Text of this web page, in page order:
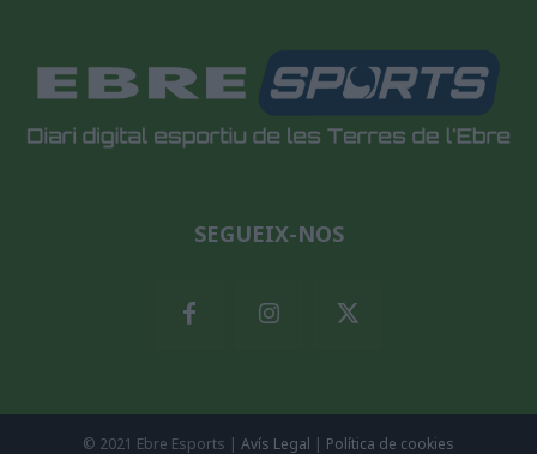
SEGUEIX-NOS
© 2021 Ebre Esports | Avís Legal | Política de cookies